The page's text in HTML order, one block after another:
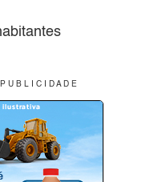
U B L I C I D A D E